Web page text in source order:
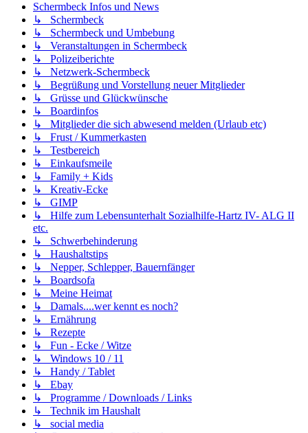
Schermbeck Infos und News
↳ Schermbeck
↳ Schermbeck und Umbebung
↳ Veranstaltungen in Schermbeck
↳ Polizeiberichte
↳ Netzwerk-Schermbeck
↳ Begrüßung und Vorstellung neuer Mitglieder
↳ Grüsse und Glückwünsche
↳ Boardinfos
↳ Mitglieder die sich abwesend melden (Urlaub etc)
↳ Frust / Kummerkasten
↳ Testbereich
↳ Einkaufsmeile
↳ Family + Kids
↳ Kreativ-Ecke
↳ GIMP
↳ Hilfe zum Lebensunterhalt Sozialhilfe-Hartz IV- ALG II
etc.
↳ Schwerbehinderung
↳ Haushaltstips
↳ Nepper, Schlepper, Bauernfänger
↳ Boardsofa
↳ Meine Heimat
↳ Damals....wer kennt es noch?
↳ Ernährung
↳ Rezepte
↳ Fun - Ecke / Witze
↳ Windows 10 / 11
↳ Handy / Tablet
↳ Ebay
↳ Programme / Downloads / Links
↳ Technik im Haushalt
↳ social media